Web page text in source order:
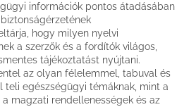
információk pontos átadásában
hogy milyen nyelvi
a szerzők és a fordítók világos,
tájékoztatást nyújtani.
az olyan félelemmel, tabuval és
teli egészségügyi témáknak, mint a
a magzati rendellenességek és az